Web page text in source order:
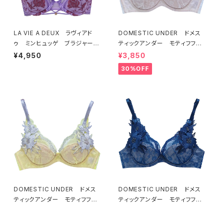
LA VIE A DEUX ラヴィアド
ゥ ミンヒュッゲ ブラジャー
（ライラック）BRA LILAC 2249
¥4,950
DOMESTIC UNDER ドメス
ティックアンダー モティフフル
ール ブラジャー（オフホワイ
ト）D2255
¥3,850
30%OFF
DOMESTIC UNDER ドメス
ティックアンダー モティフフル
DOMESTIC UNDER ドメス
ティックアンダー モティフフル